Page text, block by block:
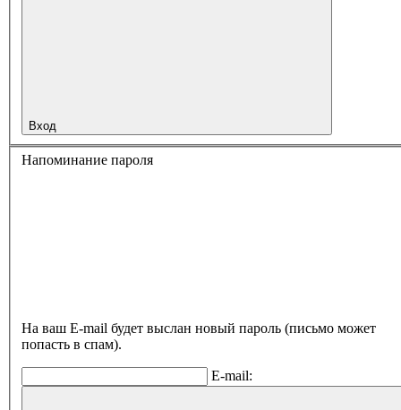
Вход
Напоминание пароля
На ваш E-mail будет выслан новый пароль (письмо может
попасть в спам).
E-mail: